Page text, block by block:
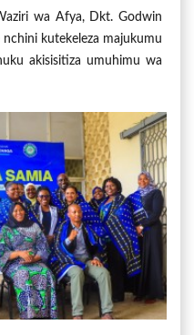
wa Afya, Dkt. Godwin
kutekeleza majukumu
akisisitiza umuhimu wa